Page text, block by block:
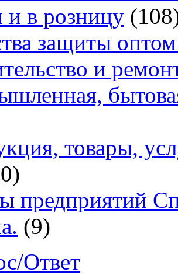
и в розницу
защиты
и
товары,
предприятий
(9)
Ответ